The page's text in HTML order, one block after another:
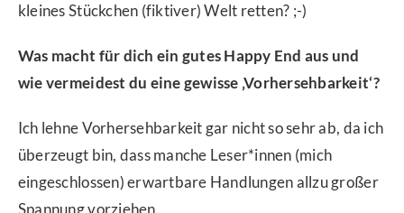
kleines Stückchen (fiktiver) Welt retten? ;-)
Was macht für dich ein gutes Happy End aus und
wie vermeidest du eine gewisse ‚Vorhersehbarkeit‘?
Ich lehne Vorhersehbarkeit gar nicht so sehr ab, da ich
überzeugt bin, dass manche Leser*innen (mich
eingeschlossen) erwartbare Handlungen allzu großer
Spannung vorziehen.